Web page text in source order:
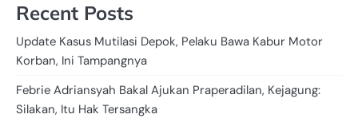
Recent Posts
Update Kasus Mutilasi Depok, Pelaku Bawa Kabur Motor
Korban, Ini Tampangnya
Febrie Adriansyah Bakal Ajukan Praperadilan, Kejagung:
Silakan, Itu Hak Tersangka